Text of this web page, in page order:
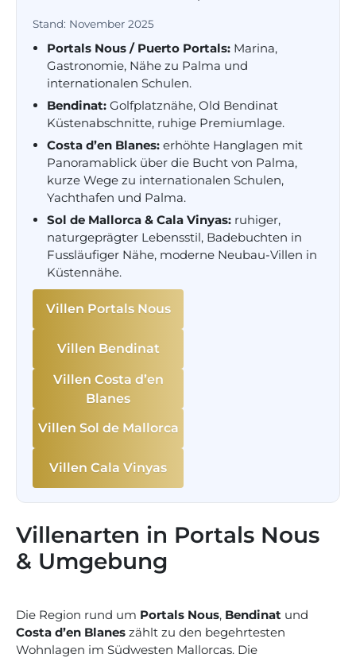
Stand: November 2025
Portals Nous / Puerto Portals: Marina,
Gastronomie, Nähe zu Palma und
internationalen Schulen.
Bendinat: Golfplatznähe, Old Bendinat
Küstenabschnitte, ruhige Premiumlage.
Costa d’en Blanes: erhöhte Hanglagen mit
Panoramablick über die Bucht von Palma,
kurze Wege zu internationalen Schulen,
Yachthafen und Palma.
Sol de Mallorca & Cala Vinyas: ruhiger,
naturgeprägter Lebensstil, Badebuchten in
Fussläufiger Nähe, moderne Neubau-Villen in
Küstennähe.
Villen Portals Nous
Villen Bendinat
Villen Costa d’en
Blanes
Villen Sol de Mallorca
Villen Cala Vinyas
Villenarten in Portals Nous
& Umgebung
Die Region rund um Portals Nous, Bendinat und
Costa d’en Blanes zählt zu den begehrtesten
Wohnlagen im Südwesten Mallorcas. Die